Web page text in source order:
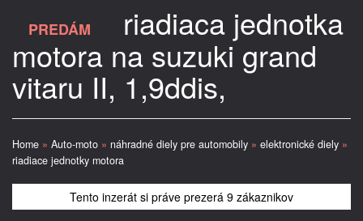
PREDÁM riadiaca jednotka
motora na suzuki grand
vitaru II, 1,9ddis,
Home » Auto-moto » náhradné diely pre automobily » elektronické diely »
riadiace jednotky motora
Tento inzerát si práve prezerá 9 zákaznikov